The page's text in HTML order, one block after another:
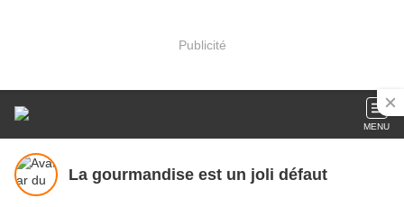
Publicité
MENU
La gourmandise est un joli défaut